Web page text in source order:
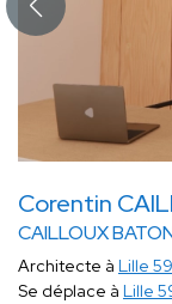
Corentin
CAILLOUX
Architecte à Lille
Se déplace à Lille